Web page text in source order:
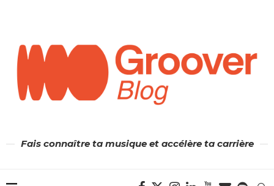
Fais connaître ta musique et accélère ta carrière